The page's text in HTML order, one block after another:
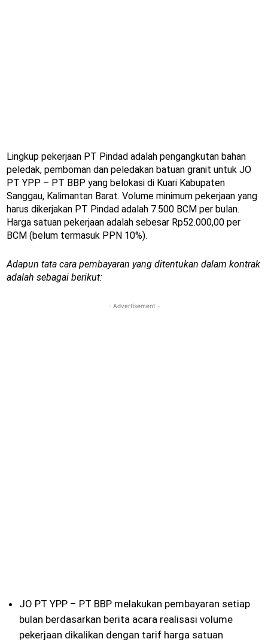
Lingkup pekerjaan PT Pindad adalah pengangkutan bahan
peledak, pemboman dan peledakan batuan granit untuk JO
PT YPP – PT BBP yang belokasi di Kuari Kabupaten
Sanggau, Kalimantan Barat. Volume minimum pekerjaan yang
harus dikerjakan PT Pindad adalah 7.500 BCM per bulan.
Harga satuan pekerjaan adalah sebesar Rp52.000,00 per
BCM (belum termasuk PPN 10%).
Adapun tata cara pembayaran yang ditentukan dalam kontrak
adalah sebagai berikut:
- Advertisement -
JO PT YPP – PT BBP melakukan pembayaran setiap
bulan berdasarkan berita acara realisasi volume
pekerjaan dikalikan dengan tarif harga satuan